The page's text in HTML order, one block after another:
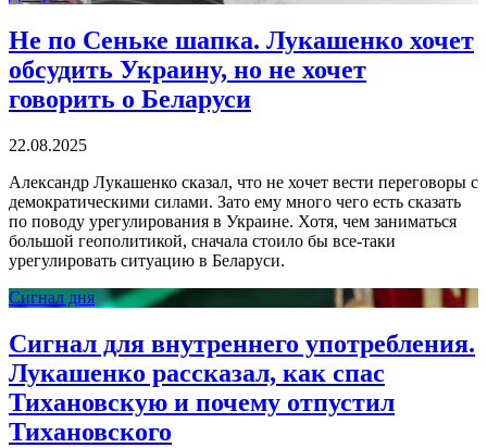
Не по Сеньке шапка. Лукашенко хочет
обсудить Украину, но не хочет
говорить о Беларуси
22.08.2025
Александр Лукашенко сказал, что не хочет вести переговоры с
демократическими силами. Зато ему много чего есть сказать
по поводу урегулирования в Украине. Хотя, чем заниматься
большой геополитикой, сначала стоило бы все-таки
урегулировать ситуацию в Беларуси.
Сигнал дня
Сигнал для внутреннего употребления.
Лукашенко рассказал, как спас
Тихановскую и почему отпустил
Тихановского